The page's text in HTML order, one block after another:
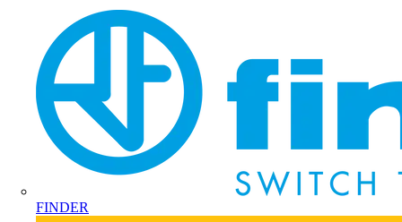
FINDER